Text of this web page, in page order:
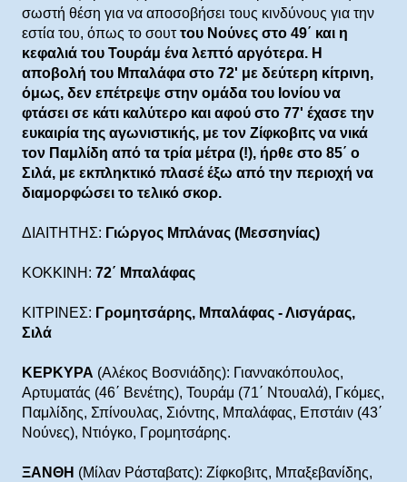
σωστή θέση για να αποσοβήσει τους κινδύνους για την
εστία του, όπως το σουττου Νούνες στο 49΄ και η
κεφαλιά του Τουράμ ένα λεπτό αργότερα. Η
αποβολή του Μπαλάφα στο 72' με δεύτερη κίτρινη,
όμως, δεν επέτρεψε στην ομάδα του Ιονίου να
φτάσει σε κάτι καλύτερο και αφού στο 77' έχασε την
ευκαιρία της αγωνιστικής, με τον Ζίφκοβιτς να νικά
τον Παμλίδη από τα τρία μέτρα (!), ήρθε στο 85΄ ο
Σιλά, με εκπληκτικό πλασέ έξω από την περιοχή να
διαμορφώσει το τελικό σκορ.
ΔΙΑΙΤΗΤΗΣ: Γιώργος Μπλάνας (Μεσσηνίας)
ΚΟΚΚΙΝΗ: 72΄ Μπαλάφας
ΚΙΤΡΙΝΕΣ: Γρομητσάρης, Μπαλάφας - Λισγάρας,
Σιλά
KΕΡΚΥΡΑ (Αλέκος Βοσνιάδης): Γιαννακόπουλος,
Αρτυματάς (46΄ Βενέτης), Τουράμ (71΄ Ντουαλά), Γκόμες,
Παμλίδης, Σπίνουλας, Σιόντης, Μπαλάφας, Επστάιν (43΄
Νούνες), Ντιόγκο, Γρομητσάρης.
ΞΑΝΘΗ (Μίλαν Ράσταβατς): Ζίφκοβιτς, Μπαξεβανίδης,